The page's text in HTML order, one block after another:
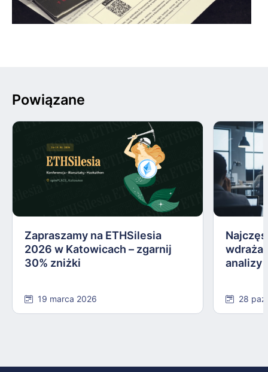
Powiązane
Zapraszamy na ETHSilesia
2026 w Katowicach – zgarnij
30% zniżki
19 marca 2026
analizy
28